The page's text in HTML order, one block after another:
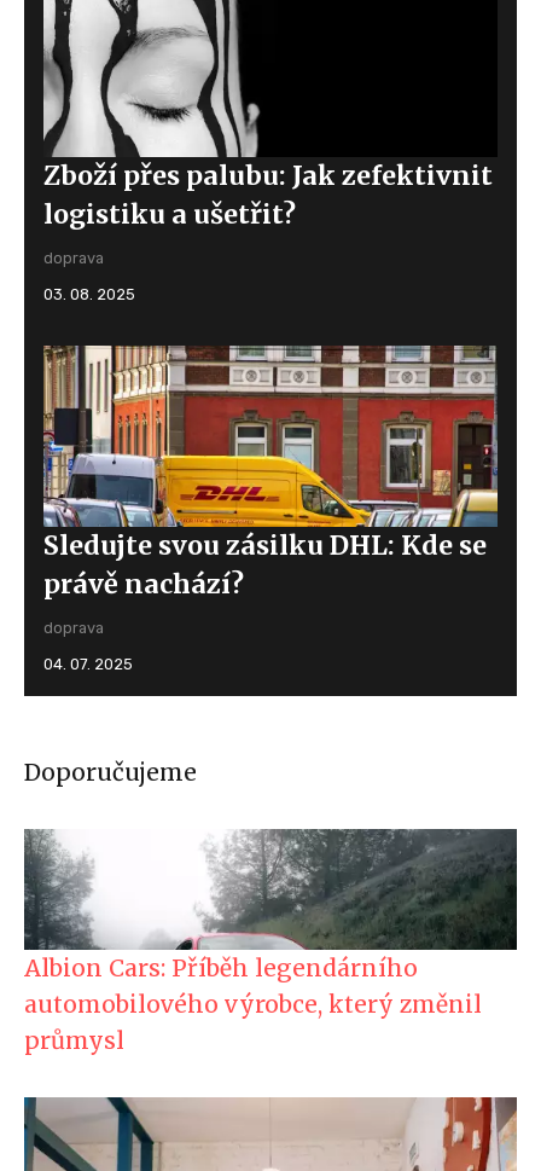
Zboží přes palubu: Jak zefektivnit
logistiku a ušetřit?
doprava
03. 08. 2025
Sledujte svou zásilku DHL: Kde se
právě nachází?
doprava
04. 07. 2025
Doporučujeme
Albion Cars: Příběh legendárního
automobilového výrobce, který změnil
průmysl